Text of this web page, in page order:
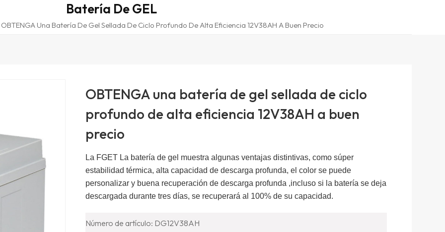
Batería De GEL
OBTENGA Una Batería De Gel Sellada De Ciclo Profundo De Alta Eficiencia 12V38AH A Buen Precio
OBTENGA una batería de gel sellada de ciclo
profundo de alta eficiencia 12V38AH a buen
precio
La FGET La batería de gel muestra algunas ventajas distintivas, como súper
estabilidad térmica, alta capacidad de descarga profunda, el color se puede
personalizar y buena recuperación de descarga profunda ,incluso si la batería se deja
descargada durante tres días, se recuperará al 100% de su capacidad.
Número de artículo: DG12V38AH